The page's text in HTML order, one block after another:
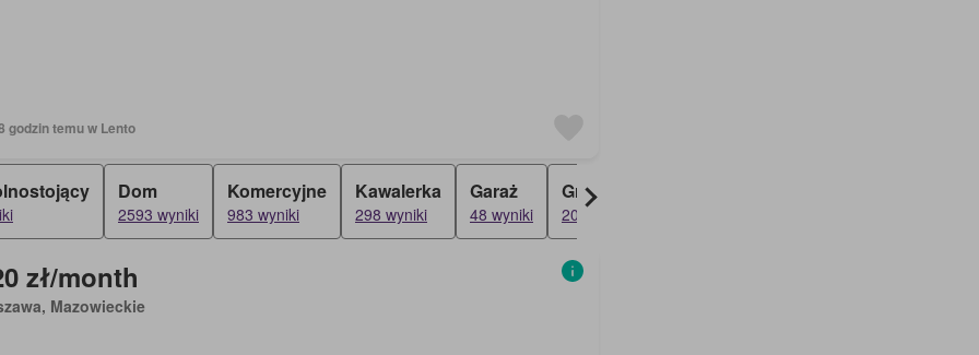
godzin temu w Lento
Dom
2593 wyniki
Komercyjne
983 wyniki
Kawalerka
298 wyniki
Garaż
48 wyniki
Grunt
20 wyniki
zł/month
Mazowieckie